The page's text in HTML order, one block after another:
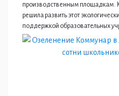
производственным площадкам.
решила развить этот
поддержкой образовательных